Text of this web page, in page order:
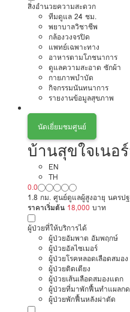
สิ่งอำนวยความสะดวก
ทีมดูแล 24 ชม.
พยาบาลวิชาชีพ
กล้องวงจรปิด
แพทย์เฉพาะทาง
อาหารตามโภชนาการ
ดูแลความสะอาด ซักผ้า
กายภาพบำบัด
กิจกรรมนันทนาการ
รายงานข้อมูลสุขภาพ
นัดเยี่ยมชมศูนย์
บ้านสุขใจเนอ
EN
TH
0.0
1.8 กม. ศูนย์ดูแลผู้สูงอายุ นครป
ราคาเริ่มต้น 18,000 บาท
ผู้ป่วยที่ให้บริการได้
ผู้ป่วยอัมพาต อัมพฤกษ์
ผู้ป่วยอัลไซเมอร์
ผู้ป่วยโรคหลอดเลือดสมอง
ผู้ป่วยติดเตียง
ผู้ป่วยเส้นเลือดสมองแตก
ผู้ป่วยที่มาพักฟื้นทำแผลก
ผู้ป่วยพักฟื้นหลังผ่าตัด